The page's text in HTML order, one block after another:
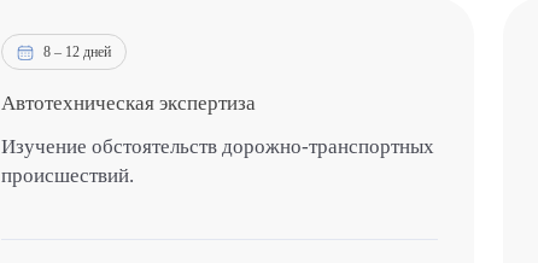
8 – 12 дней
Автотехническая экспертиза
Изучение обстоятельств дорожно-транспортных
происшествий.